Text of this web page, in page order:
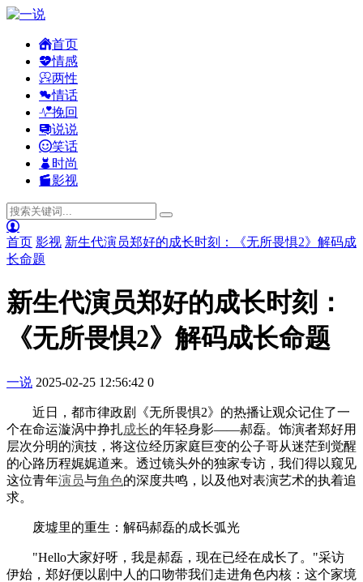
首页
情感
两性
情话
挽回
说说
笑话
时尚
影视
首页 影视 新生代演员郑好的成长时刻：《无所畏惧2》解码成
长命题
新生代演员郑好的成长时刻：
《无所畏惧2》解码成长命题
一说 2025-02-25 12:56:42 0
近日，都市律政剧《无所畏惧2》的热播让观众记住了一
个在命运漩涡中挣扎成长的年轻身影——郝磊。饰演者郑好用
层次分明的演技，将这位经历家庭巨变的公子哥从迷茫到觉醒
的心路历程娓娓道来。透过镜头外的独家专访，我们得以窥见
这位青年演员与角色的深度共鸣，以及他对表演艺术的执着追
求。
废墟里的重生：解码郝磊的成长弧光
"Hello大家好呀，我是郝磊，现在已经在成长了。"采访
伊始，郑好便以剧中人的口吻带我们走进角色内核：这个家境